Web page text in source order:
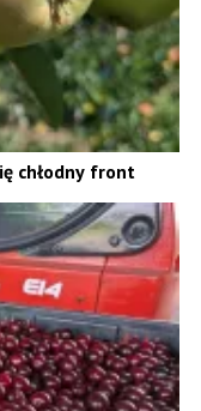
chłodny front